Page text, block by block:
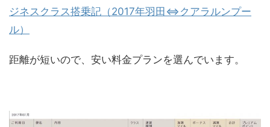
ジネスクラス搭乗記（2017年羽田⇔クアラルンプー
ル）
距離が短いので、安い料金プランを選んでいます。